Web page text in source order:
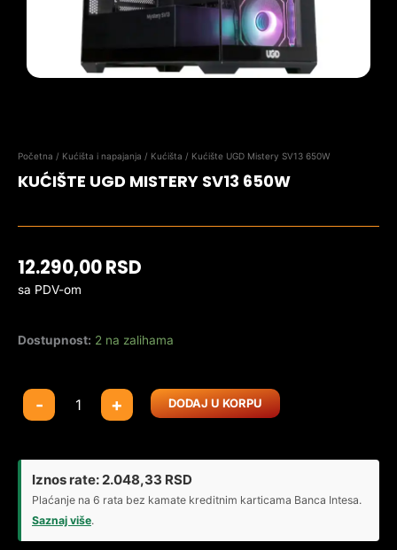
Početna / Kućišta i napajanja / Kućišta / Kućište UGD Mistery SV13 650W
KUĆIŠTE UGD MISTERY SV13 650W
12.290,00RSD
sa PDV-om
Dostupnost: 2 na zalihama
-
Kućište
UGD
SV13
650W
količina
+ DODAJ U KORPU
Iznos rate:2.048,33 RSD
Plaćanje na 6 rata bez kamate kreditnim karticama Banca Intesa.
Saznaj više.